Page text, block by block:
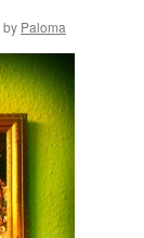
by Paloma